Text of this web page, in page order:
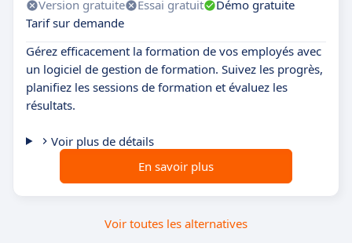
Version gratuite Essai gratuit
Démo gratuite
Tarif sur demande
Gérez efficacement la formation de vos employés avec
un logiciel de gestion de formation. Suivez les progrès,
planifiez les sessions de formation et évaluez les
résultats.
Voir plus de détails
En savoir plus
Voir toutes les alternatives